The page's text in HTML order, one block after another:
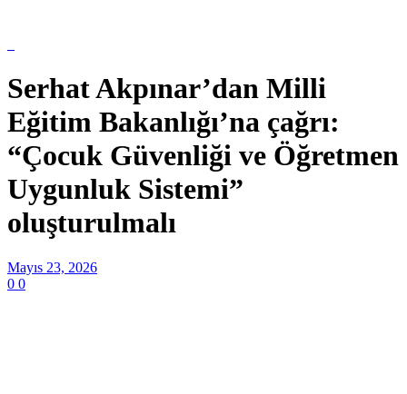
Serhat Akpınar’dan Milli
Eğitim Bakanlığı’na çağrı:
“Çocuk Güvenliği ve Öğretmen
Uygunluk Sistemi”
oluşturulmalı
Mayıs 23, 2026
0 0